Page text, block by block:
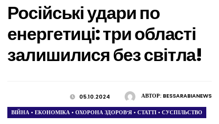
Російські удари по
енергетиці: три області
залишилися без світла!
АВТОР: BESSARABIANEWS
05.10.2024
ВІЙНА • ЕКОНОМІКА • ОХОРОНА ЗДОРОВ’Я • СТАТТІ • СУСПІЛЬСТВО